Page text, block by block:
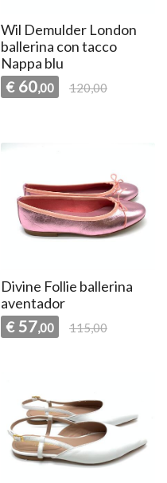
Wil Demulder London
ballerina con tacco
Nappa blu
€ 60,00 120,00
Divine Follie ballerina
aventador
€ 57,00 115,00